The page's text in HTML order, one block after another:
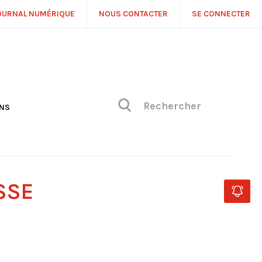
NUMÉRIQUE NOUS CONTACTER SE CONNECTER